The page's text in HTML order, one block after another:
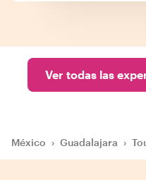
Ver todas las
México › Guadalajara ›